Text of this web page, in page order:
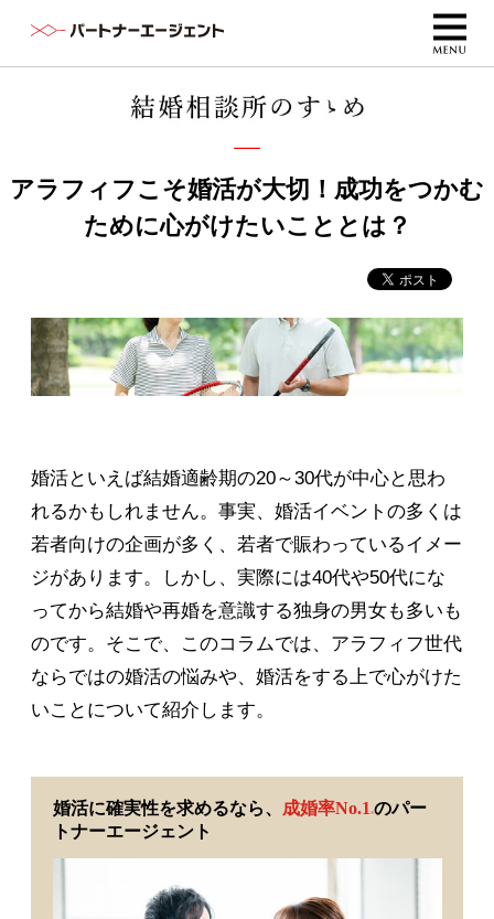
アラフィフこそ婚活が大切！成功をつかむ
ために心がけたいこととは？
婚活といえば結婚適齢期の20～30代が中心と思わ
れるかもしれません。事実、婚活イベントの多くは
若者向けの企画が多く、若者で賑わっているイメー
ジがあります。しかし、実際には40代や50代にな
ってから結婚や再婚を意識する独身の男女も多いも
のです。そこで、このコラムでは、アラフィフ世代
ならではの婚活の悩みや、婚活をする上で心がけた
いことについて紹介します。
婚活に確実性を求めるなら、 成婚率No.1 ※のパー
トナーエージェント